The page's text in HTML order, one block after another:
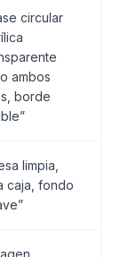
circular
ambos
borde
limpia,
caja, fondo